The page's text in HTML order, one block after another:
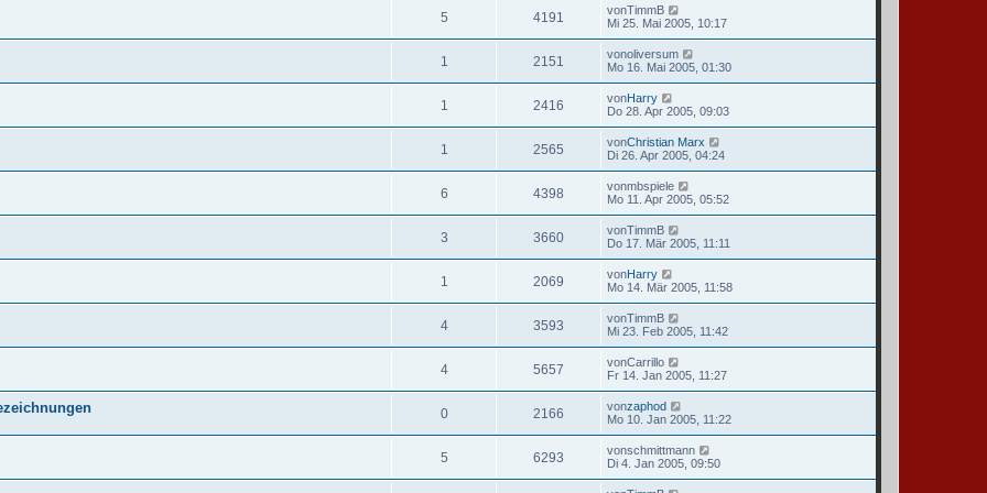
5 4191 vonTimmB
Mi 25. Mai 2005, 10:17
1 2151 vonoliversum
Mo 16. Mai 2005, 01:30
1 2416 vonHarry
Do 28. Apr 2005, 09:03
1 2565 vonChristian Marx
Di 26. Apr 2005, 04:24
6 4398 vonmbspiele
Mo 11. Apr 2005, 05:52
3 3660 vonTimmB
Do 17. Mär 2005, 11:11
1 2069 vonHarry
Mo 14. Mär 2005, 11:58
4 3593 vonTimmB
Mi 23. Feb 2005, 11:42
4 5657 vonCarrillo
Fr 14. Jan 2005, 11:27
0 2166 vonzaphod
Mo 10. Jan 2005, 11:22
5 6293 vonschmittmann
Di 4. Jan 2005, 09:50